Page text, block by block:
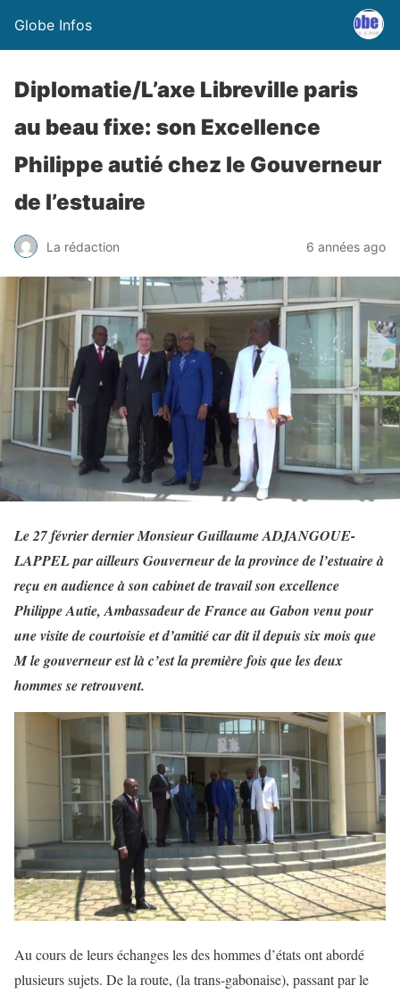
Globe Infos
Diplomatie/L’axe Libreville paris
au beau fixe: son Excellence
Philippe autié chez le Gouverneur
de l’estuaire
La rédaction 6 années ago
Le 27 février dernier Monsieur Guillaume ADJANGOUE-
LAPPEL par ailleurs Gouverneur de la province de l’estuaire à
reçu en audience à son cabinet de travail son excellence
Philippe Autie, Ambassadeur de France au Gabon venu pour
une visite de courtoisie et d’amitié car dit il depuis six mois que
M le gouverneur est là c’est la première fois que les deux
hommes se retrouvent.
Au cours de leurs échanges les des hommes d’états ont abordé
plusieurs sujets. De la route, (la trans-gabonaise), passant par le